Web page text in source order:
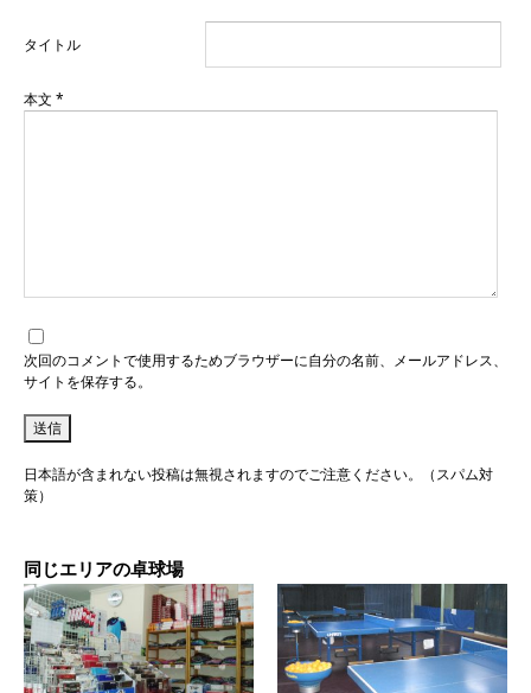
タイトル
本文 *
次回のコメントで使用するためブラウザーに自分の名前、メールアドレス、
サイトを保存する。
日本語が含まれない投稿は無視されますのでご注意ください。（スパム対
策）
同じエリアの卓球場